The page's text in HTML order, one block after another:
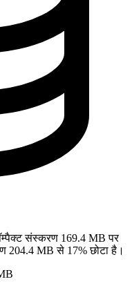
संस्करण 169.4 MB पर
204.4 MB से 17% छोटा है।